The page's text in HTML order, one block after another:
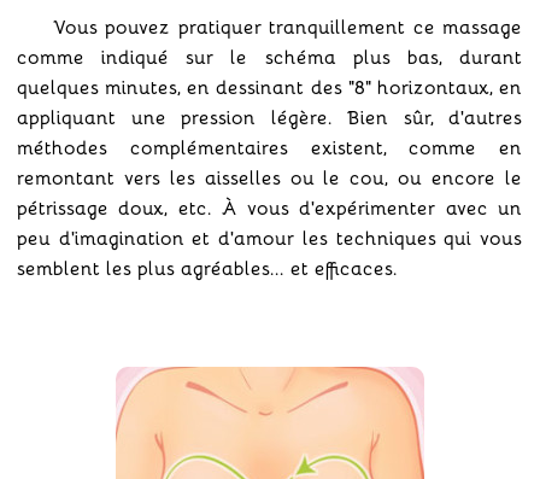
Vous pouvez pratiquer tranquillement ce massage
comme indiqué sur le schéma plus bas, durant
quelques minutes, en dessinant des "8" horizontaux, en
appliquant une pression légère. Bien sûr, d'autres
méthodes complémentaires existent, comme en
remontant vers les aisselles ou le cou, ou encore le
pétrissage doux, etc. À vous d'expérimenter avec un
peu d'imagination et d'amour les techniques qui vous
semblent les plus agréables... et efficaces.